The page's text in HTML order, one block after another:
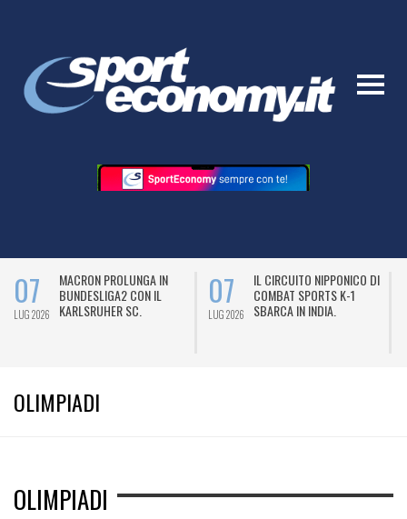
07
LUG 2026
MACRON PROLUNGA IN
BUNDESLIGA2 CON IL
KARLSRUHER SC.
07
LUG 2026
IL CIRCUITO NIPPONICO DI
COMBAT SPORTS K-1
SBARCA IN INDIA.
OLIMPIADI
OLIMPIADI